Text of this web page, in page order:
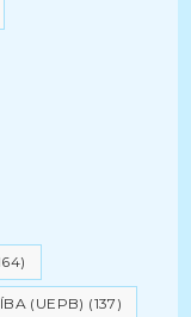
(UEPB) (137)